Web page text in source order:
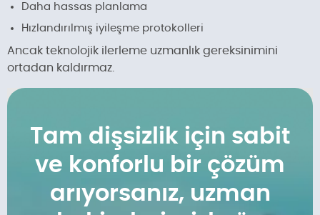
Daha hassas planlama
Hızlandırılmış iyileşme protokolleri
Ancak teknolojik ilerleme uzmanlık gereksinimini
ortadan kaldırmaz.
Tam dişsizlik için sabit
ve konforlu bir çözüm
arıyorsanız, uzman